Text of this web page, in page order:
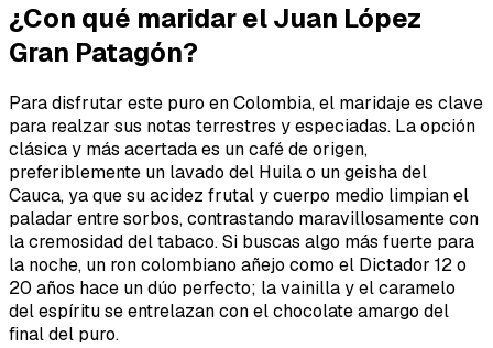
¿Con qué maridar el Juan López
Gran Patagón?
Para disfrutar este puro en Colombia, el maridaje es clave
para realzar sus notas terrestres y especiadas. La opción
clásica y más acertada es un café de origen,
preferiblemente un lavado del Huila o un geisha del
Cauca, ya que su acidez frutal y cuerpo medio limpian el
paladar entre sorbos, contrastando maravillosamente con
la cremosidad del tabaco. Si buscas algo más fuerte para
la noche, un ron colombiano añejo como el Dictador 12 o
20 años hace un dúo perfecto; la vainilla y el caramelo
del espíritu se entrelazan con el chocolate amargo del
final del puro.